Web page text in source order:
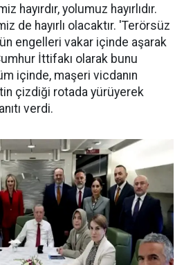
hayırdır, yolumuz hayırlıdır.
de hayırlı olacaktır. 'Terörsüz
engelleri vakar içinde aşarak
İttifakı olarak bunu
içinde, maşeri vicdanın
çizdiği rotada yürüyerek
verdi.